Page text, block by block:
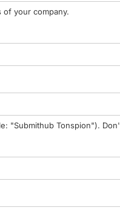
of your company.
"Submithub Tonspion").